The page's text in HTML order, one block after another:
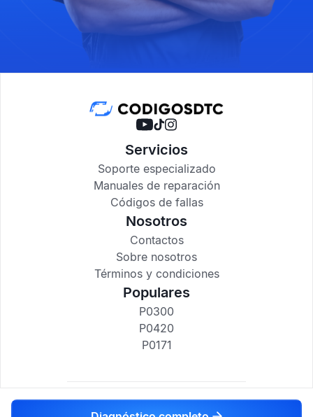
Servicios
Soporte especializado
Manuales de reparación
Códigos de fallas
Nosotros
Contactos
Sobre nosotros
Términos y condiciones
Populares
P0300
P0420
P0171
codigosdtc.com © 2017-2025